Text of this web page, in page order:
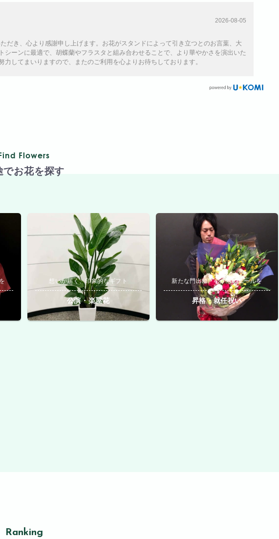
2026-08-05
だき、心より感謝申し上げます。お花がスタンドによって引き立つとのお言葉、大
ーンに最適で、胡蝶蘭やフラスタと組み合わせることで、より華やかさを演出いた
してまいりますので、またのご利用を心よりお待ちしております。
Flowers
でお花を探す
想いが届く、印象的なギフト
公演・楽屋花
新たな門出に、心からのエールを
昇格・就任祝い
Ranking